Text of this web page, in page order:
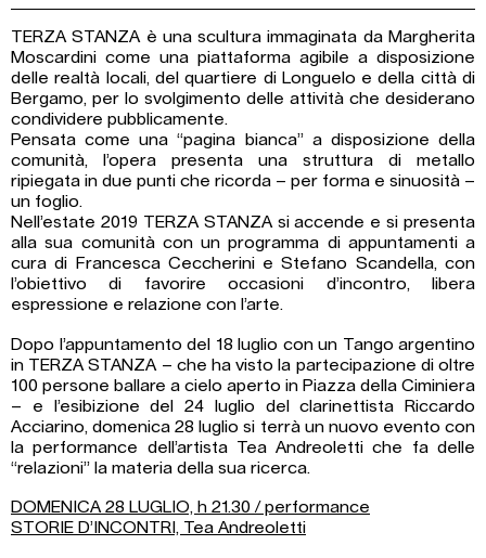
TERZA STANZA è una scultura immaginata da Margherita
Moscardini come una piattaforma agibile a disposizione
delle realtà locali, del quartiere di Longuelo e della città di
Bergamo, per lo svolgimento delle attività che desiderano
condividere pubblicamente.
Pensata come una “pagina bianca” a disposizione della
comunità, l’opera presenta una struttura di metallo
ripiegata in due punti che ricorda – per forma e sinuosità –
un foglio.
Nell’estate 2019 TERZA STANZA si accende e si presenta
alla sua comunità con un programma di appuntamenti a
cura di Francesca Ceccherini e Stefano Scandella, con
l’obiettivo di favorire occasioni d’incontro, libera
espressione e relazione con l’arte.
Dopo l’appuntamento del 18 luglio con un Tango argentino
in TERZA STANZA – che ha visto la partecipazione di oltre
100 persone ballare a cielo aperto in Piazza della Ciminiera
– e l’esibizione del 24 luglio del clarinettista Riccardo
Acciarino, domenica 28 luglio si terrà un nuovo evento con
la performance dell’artista Tea Andreoletti che fa delle
“relazioni” la materia della sua ricerca.
DOMENICA 28 LUGLIO, h 21.30 / performance
STORIE D’INCONTRI, Tea Andreoletti